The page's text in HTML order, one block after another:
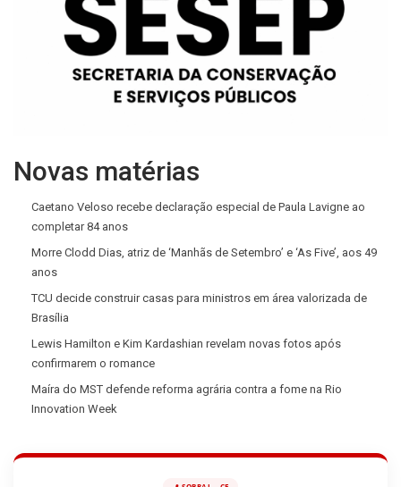
Novas matérias
Caetano Veloso recebe declaração especial de Paula Lavigne ao
completar 84 anos
Morre Clodd Dias, atriz de ‘Manhãs de Setembro’ e ‘As Five’, aos 49
anos
TCU decide construir casas para ministros em área valorizada de
Brasília
Lewis Hamilton e Kim Kardashian revelam novas fotos após
confirmarem o romance
Maíra do MST defende reforma agrária contra a fome na Rio
Innovation Week